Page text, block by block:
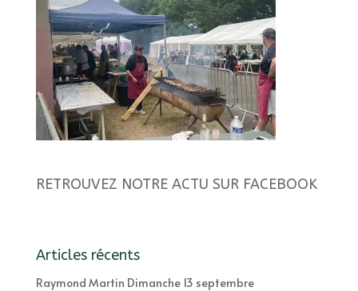
RETROUVEZ NOTRE ACTU SUR FACEBOOK
Articles récents
Raymond Martin Dimanche 13 septembre